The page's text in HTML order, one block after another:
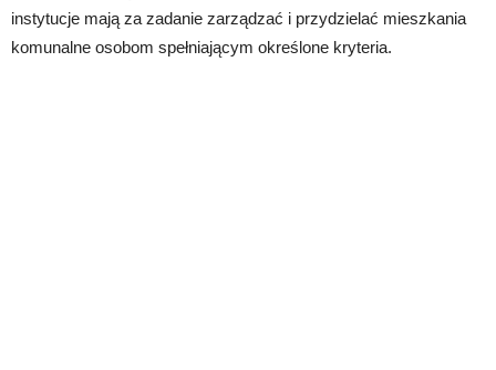
instytucje mają za zadanie zarządzać i przydzielać mieszkania
komunalne osobom spełniającym określone kryteria.